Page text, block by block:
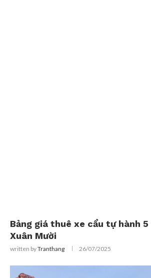
Bảng giá thuê xe cẩu tự hành 5
Xuân Mười
written byTranthang 26/07/2025